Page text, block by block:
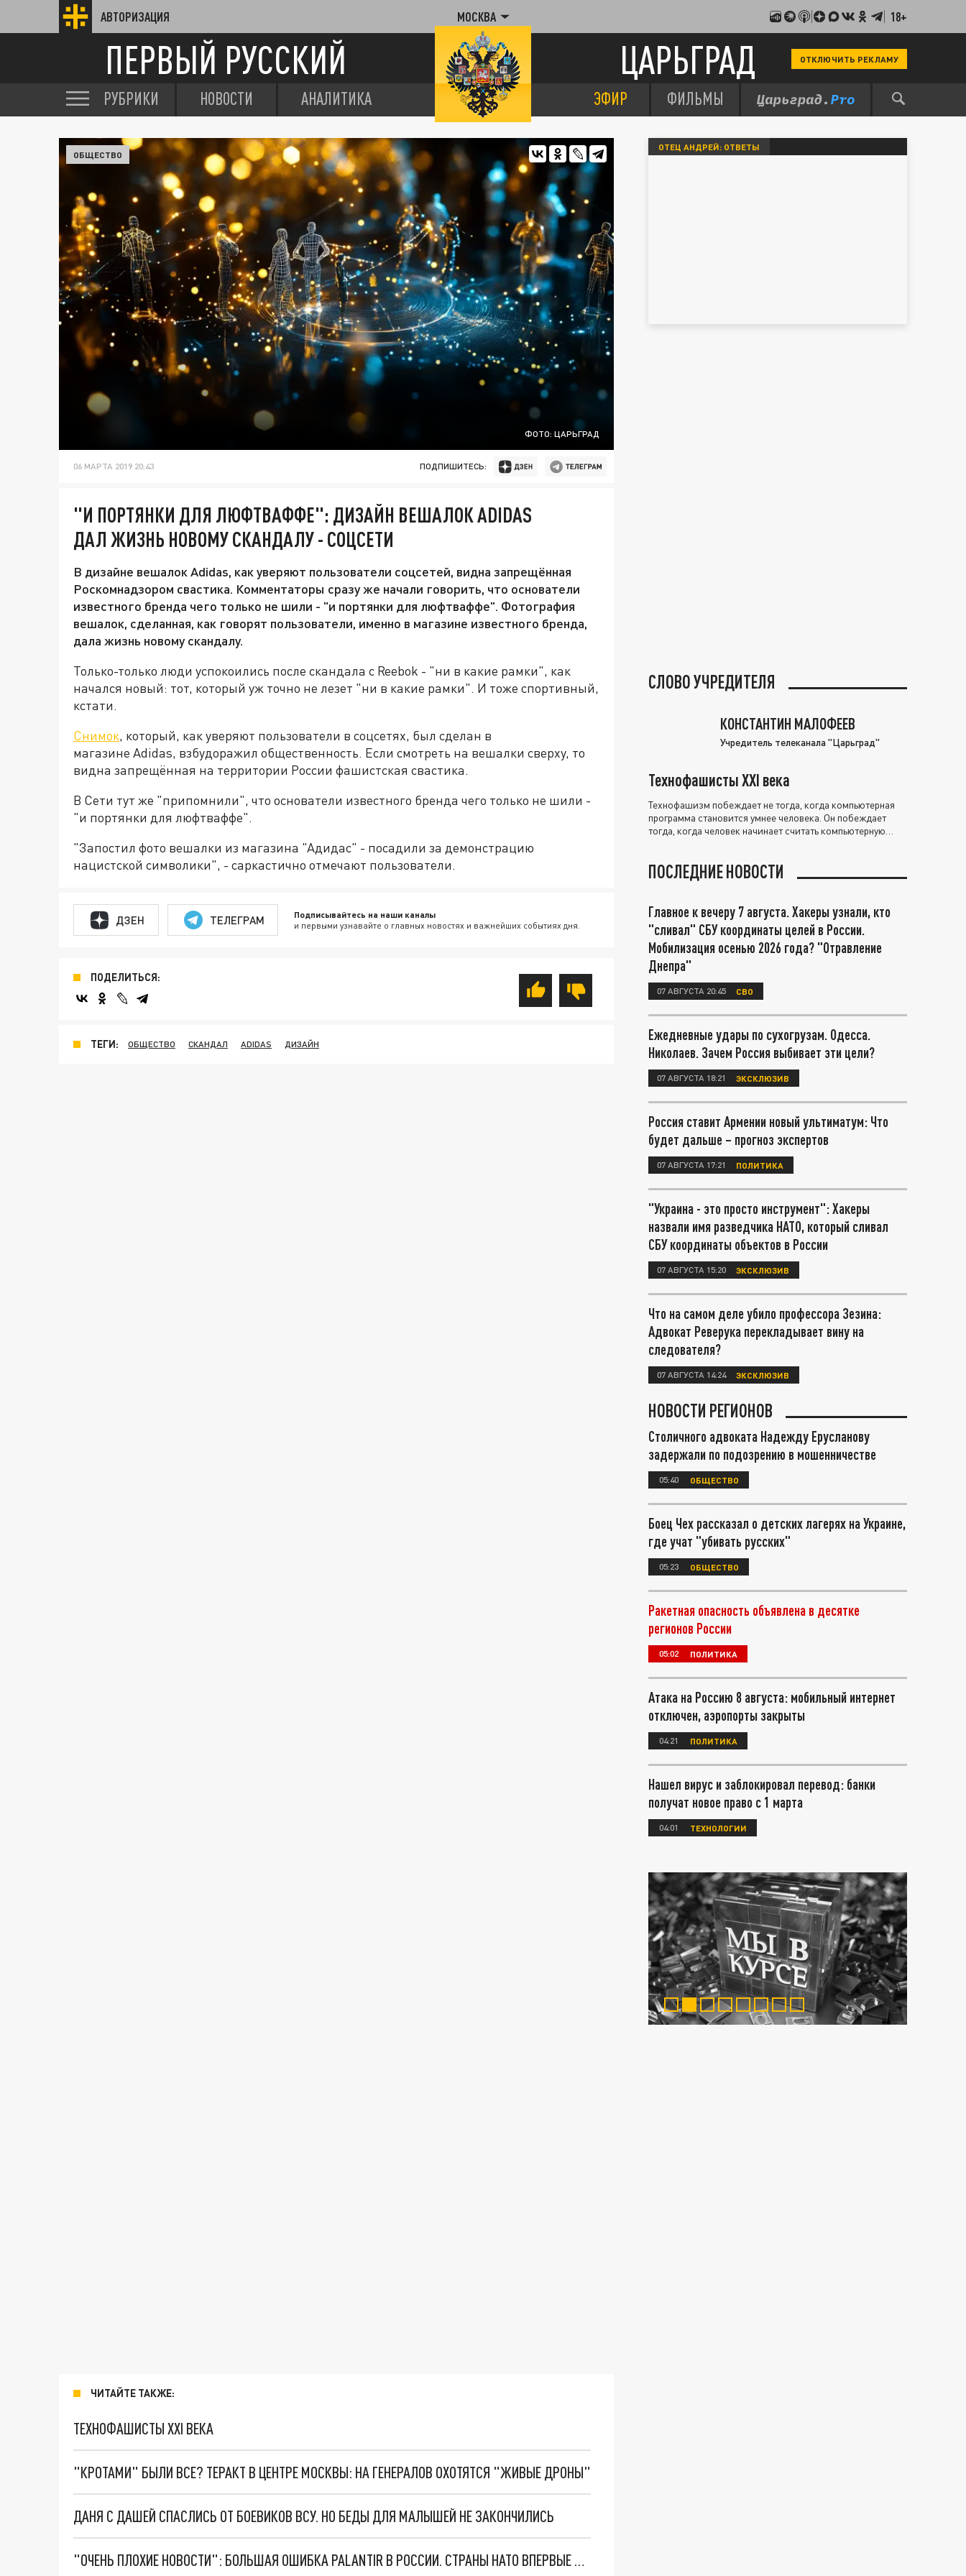
АВТОРИЗАЦИЯ МОСКВА 18+
ПЕРВЫЙ РУССКИЙ ЦАРЬГРАД ОТКЛЮЧИТЬ РЕКЛАМУ
РУБРИКИ НОВОСТИ АНАЛИТИКА ЭФИР ФИЛЬМЫ
ФОТО: ЦАРЬГРАД
ОБЩЕСТВО
06 МАРТА 2019 20:43 ПОДПИШИТЕСЬ:
"И ПОРТЯНКИ ДЛЯ ЛЮФТВАФФЕ": ДИЗАЙН ВЕШАЛОК ADIDAS
ДАЛ ЖИЗНЬ НОВОМУ СКАНДАЛУ - СОЦСЕТИ
В дизайне вешалок Adidas, как уверяют пользователи соцсетей, видна запрещённая
Роскомнадзором свастика. Комментаторы сразу же начали говорить, что основатели
известного бренда чего только не шили - "и портянки для люфтваффе". Фотография
вешалок, сделанная, как говорят пользователи, именно в магазине известного бренда,
дала жизнь новому скандалу.
Только-только люди успокоились после скандала с Reebok - "ни в какие рамки", как
начался новый: тот, который уж точно не лезет "ни в какие рамки". И тоже спортивный,
кстати.
Снимок, который, как уверяют пользователи в соцсетях, был сделан в
магазине Adidas, взбудоражил общественность. Если смотреть на вешалки сверху, то
видна запрещённая на территории России фашистская свастика.
В Сети тут же "припомнили", что основатели известного бренда чего только не шили -
"и портянки для люфтваффе".
"Запостил фото вешалки из магазина "Адидас" - посадили за демонстрацию
нацистской символики", - саркастично отмечают пользователи.
ДЗЕН ТЕЛЕГРАМ Подписывайтесь на наши каналы
и первыми узнавайте о главных новостях и важнейших событиях дня.
ПОДЕЛИТЬСЯ:
ТЕГИ: ОБЩЕСТВО СКАНДАЛ ADIDAS ДИЗАЙН
ЧИТАЙТЕ ТАКЖЕ:
ТЕХНОФАШИСТЫ XXI ВЕКА
"КРОТАМИ" БЫЛИ ВСЕ? ТЕРАКТ В ЦЕНТРЕ МОСКВЫ: НА ГЕНЕРАЛОВ ОХОТЯТСЯ "ЖИВЫЕ ДРОНЫ"
ДАНЯ С ДАШЕЙ СПАСЛИСЬ ОТ БОЕВИКОВ ВСУ. НО БЕДЫ ДЛЯ МАЛЫШЕЙ НЕ ЗАКОНЧИЛИСЬ
"ОЧЕНЬ ПЛОХИЕ НОВОСТИ": БОЛЬШАЯ ОШИБКА PALANTIR В РОССИИ. СТРАНЫ НАТО ВПЕРВЫЕ ЗА СВО ОСТАНОВИЛИ ПОСТАВКИ ОРУЖИЯ. ВСУ ТЕРЯЮТ ПРИГРАНИЧЬЕ?
ОТЕЦ АНДРЕЙ: ОТВЕТЫ
СЛОВО УЧРЕДИТЕЛЯ
КОНСТАНТИН МАЛОФЕЕВ
Учредитель телеканала "Царьград"
Технофашисты XXI века
Технофашизм побеждает не тогда, когда компьютерная
программа становится умнее человека. Он побеждает
тогда, когда человек начинает считать компьютерную
ПОСЛЕДНИЕ НОВОСТИ
Главное к вечеру 7 августа. Хакеры узнали, кто
"сливал" СБУ координаты целей в России.
Мобилизация осенью 2026 года? "Отравление
Днепра"
07 АВГУСТА 20:45 СВО
Ежедневные удары по сухогрузам. Одесса.
Николаев. Зачем Россия выбивает эти цели?
07 АВГУСТА 18:21 ЭКСКЛЮЗИВ
Россия ставит Армении новый ультиматум: Что
будет дальше – прогноз экспертов
07 АВГУСТА 17:21 ПОЛИТИКА
"Украина - это просто инструмент": Хакеры
назвали имя разведчика НАТО, который сливал
СБУ координаты объектов в России
07 АВГУСТА 15:20 ЭКСКЛЮЗИВ
Что на самом деле убило профессора Зезина:
Адвокат Реверука перекладывает вину на
следователя?
07 АВГУСТА 14:24 ЭКСКЛЮЗИВ
НОВОСТИ РЕГИОНОВ
Столичного адвоката Надежду Ерусланову
задержали по подозрению в мошенничестве
05:40 ОБЩЕСТВО
Боец Чех рассказал о детских лагерях на Украине,
где учат "убивать русских"
05:23 ОБЩЕСТВО
Ракетная опасность объявлена в десятке
регионов России
05:02 ПОЛИТИКА
Атака на Россию 8 августа: мобильный интернет
отключен, аэропорты закрыты
04:21 ПОЛИТИКА
Нашел вирус и заблокировал перевод: банки
получат новое право с 1 марта
04:01 ТЕХНОЛОГИИ